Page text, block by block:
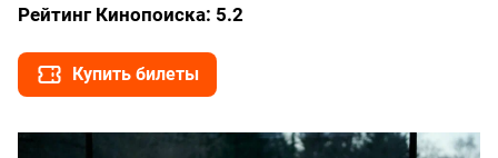
Рейтинг Кинопоиска: 5.2
Купить билеты